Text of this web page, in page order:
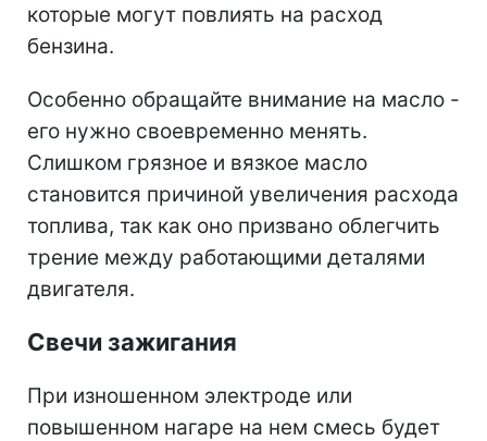
которые могут повлиять на расход
бензина.
Особенно обращайте внимание на масло -
его нужно своевременно менять.
Слишком грязное и вязкое масло
становится причиной увеличения расхода
топлива, так как оно призвано облегчить
трение между работающими деталями
двигателя.
Свечи зажигания
При изношенном электроде или
повышенном нагаре на нем смесь будет